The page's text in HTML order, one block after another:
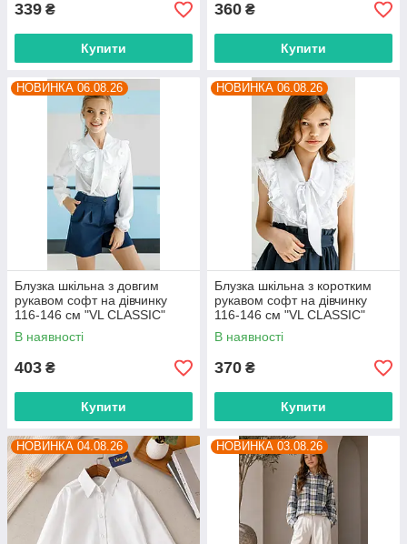
339 ₴
Купити
360 ₴
Купити
НОВИНКА 06.08.26
Блузка шкільна з довгим
рукавом софт на дівчинку
116-146 см "VL CLASSIC"
недорого від прямого
постачальника
В наявності
403 ₴
Купити
НОВИНКА 06.08.26
Блузка шкільна з коротким
рукавом софт на дівчинку
116-146 см "VL CLASSIC"
недорого від прямого
постачальника
В наявності
370 ₴
Купити
НОВИНКА 04.08.26 НОВИНКА 03.08.26